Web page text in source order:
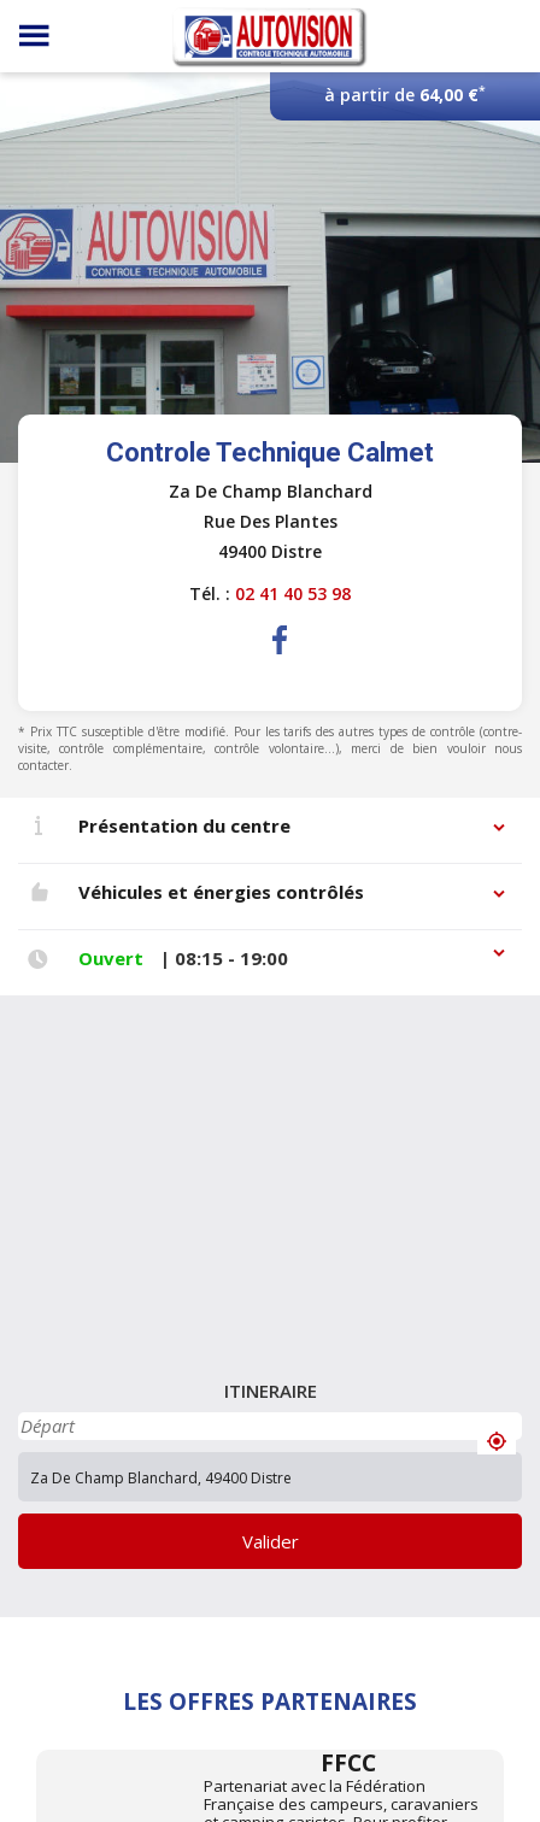
Panneau de gestion des cookies
à partir de 64,00 €*
Controle Technique Calmet
Za De Champ Blanchard
Rue Des Plantes
49400 Distre
Tél. : 02 41 40 53 98
* Prix TTC susceptible d'être modifié. Pour les tarifs des autres types de contrôle (contre-
visite, contrôle complémentaire, contrôle volontaire...), merci de bien vouloir nous
contacter.
Présentation du centre
Véhicules et énergies contrôlés
Ouvert | 08:15 - 19:00
ITINERAIRE
Valider
LES OFFRES PARTENAIRES
FFCC
Partenariat avec la Fédération
Française des campeurs, caravaniers